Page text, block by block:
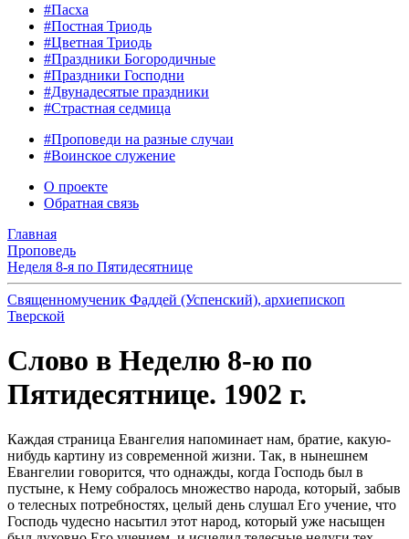
#Пасха
#Постная Триодь
#Цветная Триодь
#Праздники Богородичные
#Праздники Господни
#Двунадесятые праздники
#Страстная седмица
#Проповеди на разные случаи
#Воинское служение
О проекте
Обратная связь
Главная
Проповедь
Неделя 8-я по Пятидесятнице
Священномученик Фаддей (Успенский), архиепископ
Тверской
Слово в Неделю 8-ю по
Пятидесятнице. 1902 г.
Каждая страница Евангелия напоминает нам, братие, какую-
нибудь картину из современной жизни. Так, в нынешнем
Евангелии говорится, что однажды, когда Господь был в
пустыне, к Нему собралось множество народа, который, забыв
о телесных потребностях, целый день слушал Его учение, что
Господь чудесно насытил этот народ, который уже насыщен